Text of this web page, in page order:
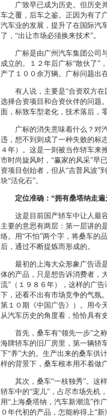
广致早已成为历史。但历史并
车之覆，后车之鉴。正因为有了
汽车业的发展，提升了在国际汽
了，“出让市场必须换来技术”。
广标是由广州汽车集团公司与
成立的。１２年后广标“散伙了”
产了１００余万辆。广标问题出
有人说，主要是“合资双方在
选择合资项目和合资伙伴的问题
面，标致车型老化，技术落后，
广标的消失意味着什么？对汽
违，想不到则成了一种失败的标
４年）。这是一则被当作轿车来
市时尚旋风时，“赢家的风采”早
资项目创始者，但从“吉普风波”
块“活化石”。
定位准确：“拥有桑塔纳走
这是目前国产轿车中让人最容
主要的意思有两层：第一层讲的
络。用“不怕”两个字，将桑车的
后，通过不断提炼而形成的。
最初的上海大众形象广告语是
体的产品，只是想告诉消费者，
流”（１９８６年），这样的广
下，还看不出有市场竞争的气氛
第１０期《中国广告》）。用今
从汽车历史的角度看，恰恰具有
首先，桑车有“领先一步”之称
海牌轿车的旧厂房里，第一辆轿
下“养”大的。生产出来的桑车供
样的背景下，桑车根本用不着做
其次，桑车“一枝独秀”。这样
轿车中的“宠儿”，占尽市场先机
用“上海桑塔纳，汽车新潮流”作
０年代初的产品，怎能称得上“新